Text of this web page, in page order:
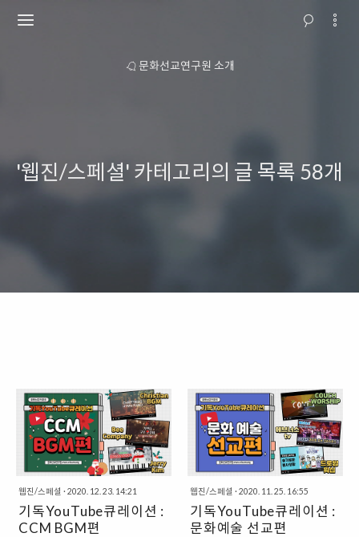
문화선교연구원 소개
'웹진/스페셜' 카테고리의 글 목록 58개
웹진/스페셜 · 2020. 12. 23. 14:21
기독YouTube큐레이션 :
CCM BGM편
웹진/스페셜 · 2020. 11. 25. 16:55
기독YouTube큐레이션 :
문화예술 선교편